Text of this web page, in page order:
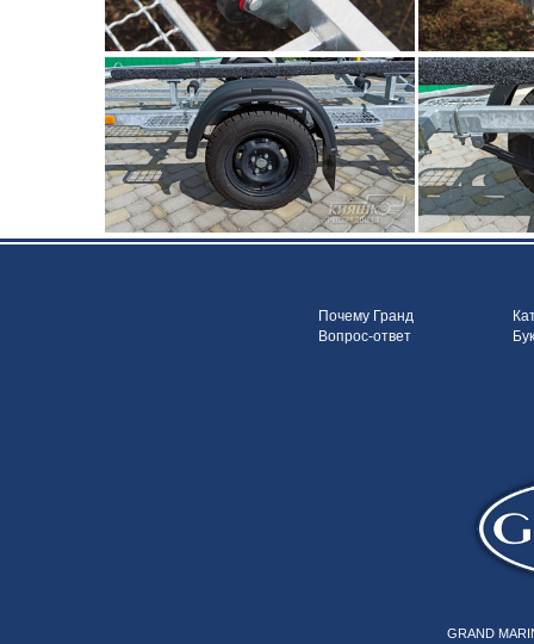
Почему Гранд
Вопрос-ответ
GRAND